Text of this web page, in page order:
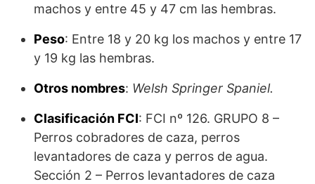
machos y entre 45 y 47 cm las hembras.
Peso: Entre 18 y 20 kg los machos y entre 17
y 19 kg las hembras.
Otros nombres: Welsh Springer Spaniel.
Clasificación FCI: FCI nº 126. GRUPO 8 –
Perros cobradores de caza, perros
levantadores de caza y perros de agua.
Sección 2 – Perros levantadores de caza